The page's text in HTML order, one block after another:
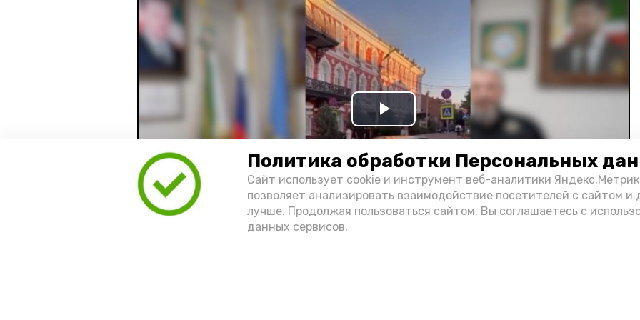
Политика обработки Персональных
Сайт использует cookie и инструмент веб-аналитики
позволяет анализировать взаимодействие посетителей с сайтом и
лучше. Продолжая пользоваться сайтом, Вы соглашаетесь с
данных сервисов.
Play
Video